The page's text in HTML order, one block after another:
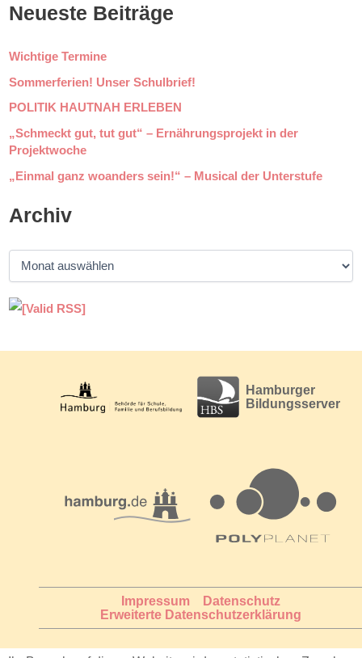
Neueste Beiträge
Wichtige Termine
Sommerferien! Unser Schulbrief!
POLITIK HAUTNAH ERLEBEN
„Schmeckt gut, tut gut“ – Ernährungsprojekt in der
Projektwoche
„Einmal ganz woanders sein!“ – Musical der Unterstufe
Archiv
h
Hamburger
Bildungsserver
Impressum
Datenschutz
Erweiterte Datenschutzerklärung